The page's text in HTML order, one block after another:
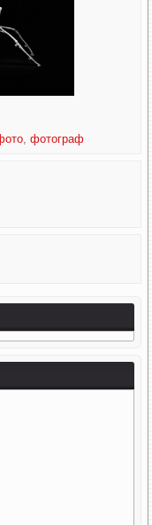
,фотограф